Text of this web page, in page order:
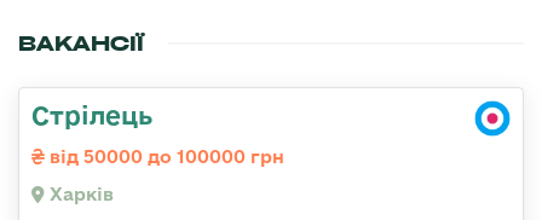
ВАКАНСІЇ
Стрілець
від 50000 до 100000 грн
Харків